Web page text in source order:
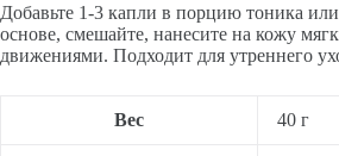
Добавьте 1-3 капли в порцию тоника
основе, смешайте, нанесите на кожу
движениями. Подходит для утреннего
Вес 40 г